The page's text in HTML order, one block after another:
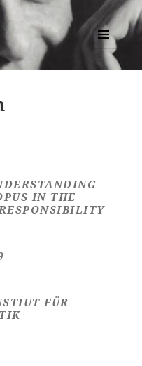
MENÜ
UND
IN THE
FÜR